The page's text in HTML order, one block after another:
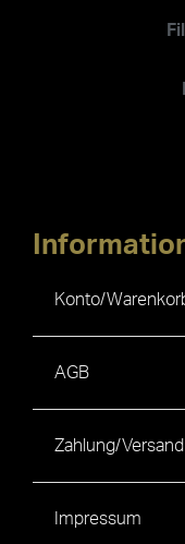
Konto/
AGB
Zahlung/Versand
Impressum